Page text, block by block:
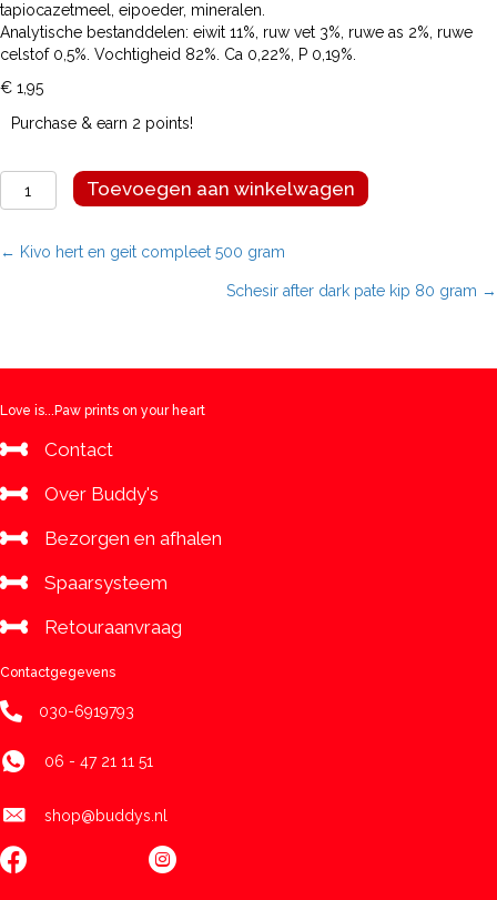
tapiocazetmeel, eipoeder, mineralen.
Analytische bestanddelen: eiwit 11%, ruw vet 3%, ruwe as 2%, ruwe
celstof 0,5%. Vochtigheid 82%. Ca 0,22%, P 0,19%.
€ 1,95
Purchase & earn 2 points!
after
pate
aantal
Toevoegen aan winkelwagen
Posts
← Kivo hert en geit compleet 500 gram
Schesir after dark pate kip 80 gram →
Love is...Paw prints on your heart
Contact
Over Buddy's
Bezorgen en afhalen
Spaarsysteem
Retouraanvraag
Contactgegevens
030-6919793
06 - 47 21 11 51
shop@buddys.nl